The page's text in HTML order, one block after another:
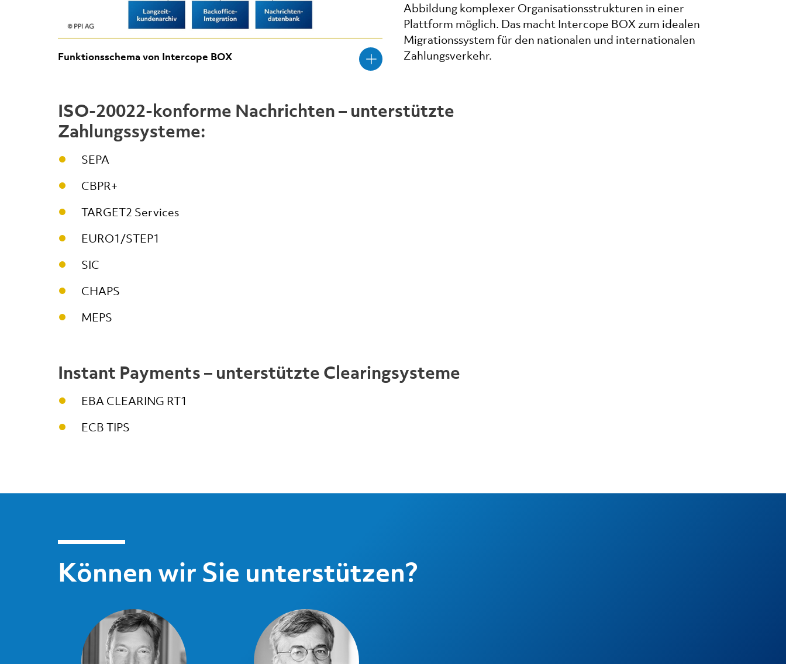
Funktionsschema von Intercope BOX
Abbildung komplexer Organisationsstrukturen in einer
Plattform möglich. Das macht Intercope BOX zum idealen
Migrationssystem für den nationalen und internationalen
Zahlungsverkehr.
ISO-20022-konforme Nachrichten – unterstützte
Zahlungssysteme:
SEPA
CBPR+
TARGET2 Services
EURO1/STEP1
SIC
CHAPS
MEPS
Instant Payments – unterstützte Clearingsysteme
EBA CLEARING RT1
ECB TIPS
Können wir Sie unterstützen?